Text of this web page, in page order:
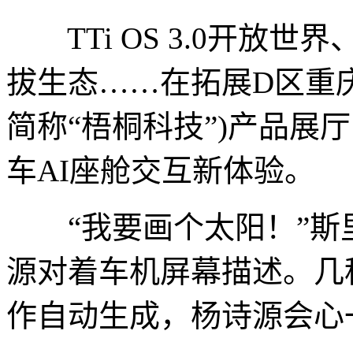
TTi OS 3.0开放世界
拔生态……在拓展D区重
简称“梧桐科技”)产品展
车AI座舱交互新体验。
“我要画个太阳！”斯
源对着车机屏幕描述。
作自动生成，杨诗源会